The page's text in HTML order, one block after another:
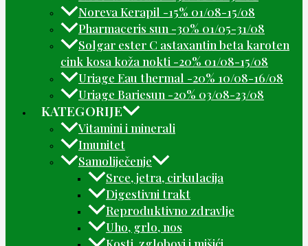
Noreva Kerapil -15% 01/08-15/08
Pharmaceris sun -30% 01/05-31/08
Solgar ester C astaxantin beta karoten
cink kosa koža nokti -20% 01/08-15/08
Uriage Eau thermal -20% 10/08-16/08
Uriage Bariesun -20% 03/08-23/08
KATEGORIJE
Vitamini i minerali
Imunitet
Samoliječenje
Srce, jetra, cirkulacija
Digestivni trakt
Reproduktivno zdravlje
Uho, grlo, nos